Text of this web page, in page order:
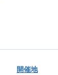
開催地